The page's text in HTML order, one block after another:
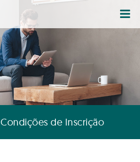
Condições de Inscrição